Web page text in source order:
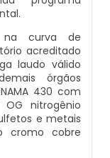
Sp
De Poço
curva de
acreditado
laudo válido
órgãos
430 com
OG nitrogênio
e metais
cromo cobre